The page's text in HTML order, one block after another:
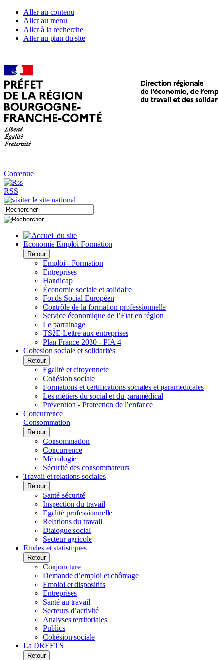
Aller au contenu
Aller au menu
Aller à la recherche
Aller au plan du site
Contenue
RSS
Economie Emploi Formation
Retour
Emploi - Formation
Entreprises
Handicap
Économie sociale et solidaire
Fonds Social Européen
Contrôle de la formation professionnelle
Service économique de l’Etat en région
Le parrainage
TS2E Lettre aux entreprises
Plan France 2030 - PIA 4
Cohésion sociale et solidarités
Retour
Egalité et citoyenneté
Cohésion sociale
Formations et certifications sociales et paramédicales
Les métiers du social et du paramédical
Prévention - Protection de l’enfance
Concurrence
Consommation
Retour
Consommation
Concurrence
Métrologie
Sécurité des consommateurs
Travail et relations sociales
Retour
Santé sécurité
Inspection du travail
Egalité professionnelle
Relations du travail
Dialogue social
Secteur agricole
Etudes et statistiques
Retour
Conjoncture
Demande d’emploi et chômage
Emploi et dispositifs
Entreprises
Santé au travail
Secteurs d’activité
Analyses territoriales
Publics
Cohésion sociale
La DREETS
Retour